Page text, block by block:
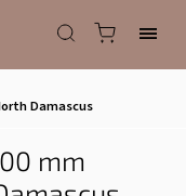
Damascus
mm